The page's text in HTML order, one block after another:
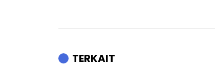
TERKAIT